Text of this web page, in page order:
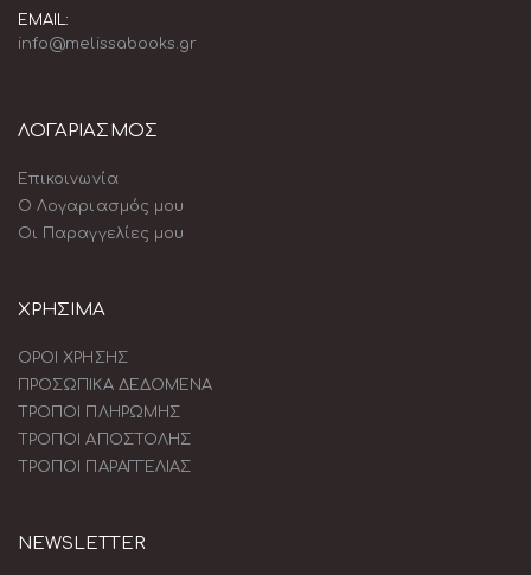
EMAIL:
info@melissabooks.gr
ΛΟΓΑΡΙΑΣΜΟΣ
Επικοινωνία
Ο Λογαριασμός μου
Οι Παραγγελίες μου
ΧΡΗΣΙΜΑ
ΟΡΟΙ ΧΡΗΣΗΣ
ΠΡΟΣΩΠΙΚΑ ΔΕΔΟΜΕΝΑ
ΤΡΟΠΟΙ ΠΛΗΡΩΜΗΣ
ΤΡΟΠΟΙ ΑΠΟΣΤΟΛΗΣ
ΤΡΟΠΟΙ ΠΑΡΑΓΓΕΛΙΑΣ
NEWSLETTER